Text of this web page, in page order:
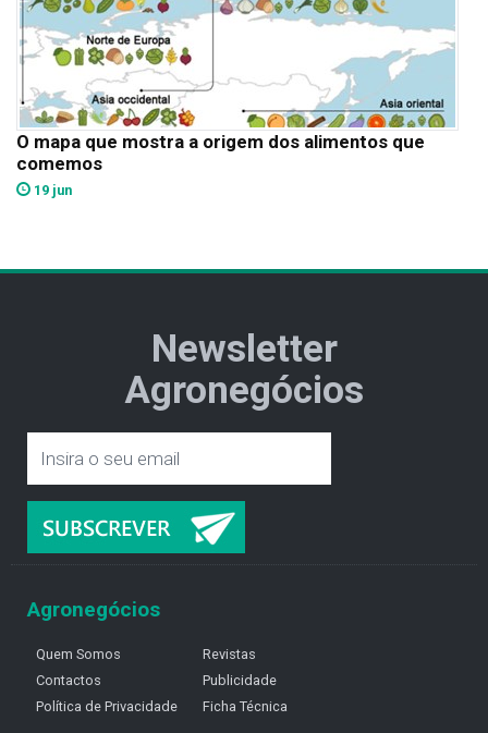
O mapa que mostra a origem dos alimentos que
comemos
19 jun
Newsletter
Agronegócios
Agronegócios
Quem Somos
Contactos
Política de Privacidade
Revistas
Publicidade
Ficha Técnica